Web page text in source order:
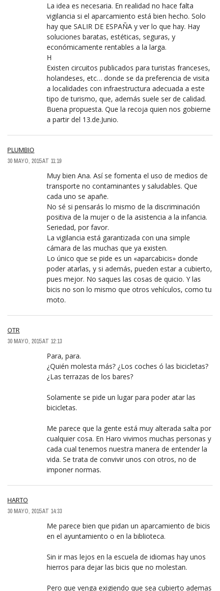
La idea es necesaria. En realidad no hace falta
vigilancia si el aparcamiento está bien hecho. Solo
hay que SALIR DE ESPAÑA y ver lo que hay. Hay
soluciones baratas, estéticas, seguras, y
económicamente rentables a la larga.
H
Existen circuitos publicados para turistas franceses,
holandeses, etc… donde se da preferencia de visita
a localidades con infraestructura adecuada a este
tipo de turismo, que, además suele ser de calidad.
Buena propuesta. Que la recoja quien nos gobierne
a partir del 13.de.Junio.
PLUMBIO
30 MAYO, 2015 AT 11:19
Muy bien Ana. Así se fomenta el uso de medios de
transporte no contaminantes y saludables. Que
cada uno se apañe.
No sé si pensarás lo mismo de la discriminación
positiva de la mujer o de la asistencia a la infancia.
Seriedad, por favor.
La vigilancia está garantizada con una simple
cámara de las muchas que ya existen.
Lo único que se pide es un «aparcabicis» donde
poder atarlas, y si además, pueden estar a cubierto,
pues mejor. No saques las cosas de quicio. Y las
bicis no son lo mismo que otros vehículos, como tu
moto.
OTR
30 MAYO, 2015 AT 12:13
Para, para.
¿Quién molesta más? ¿Los coches ó las bicicletas?
¿Las terrazas de los bares?
Solamente se pide un lugar para poder atar las
bicicletas.
Me parece que la gente está muy alterada salta por
cualquier cosa. En Haro vivimos muchas personas y
cada cual tenemos nuestra manera de entender la
vida. Se trata de convivir unos con otros, no de
imponer normas.
HARTO
30 MAYO, 2015 AT 14:33
Me parece bien que pidan un aparcamiento de bicis
en el ayuntamiento o en la biblioteca.
Sin ir mas lejos en la escuela de idiomas hay unos
hierros para dejar las bicis que no molestan.
Pero que venga exigiendo que sea cubierto ademas